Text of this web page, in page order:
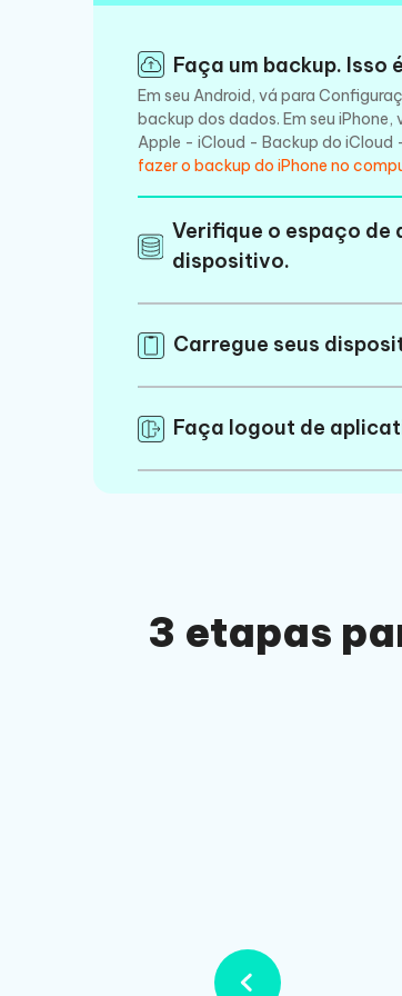
Faça um backup. Isso
Em seu Android, vá para
backup dos dados. Em seu
Apple - iCloud - Backup do iCloud
fazer o backup do iPhone no
Verifique o espaço de
dispositivo.
Carregue seus
3 etapas